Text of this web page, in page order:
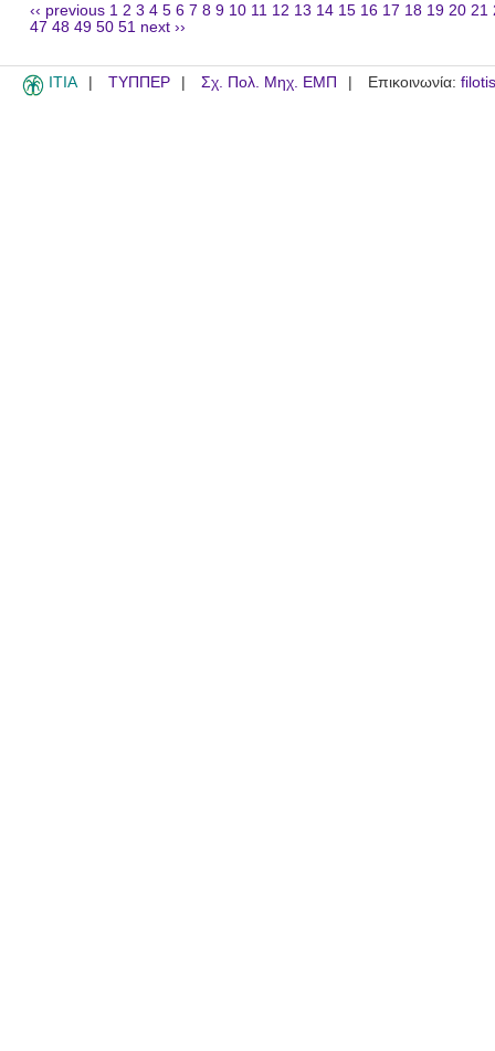
‹‹ previous 1 2 3 4 5 6 7 8 9 10 11 12 13 14 15 16 17 18 19 20 21
47 48 49 50 51 next ››
ITIA ΤΥΠΠΕΡ Σχ. Πολ. Μηχ. ΕΜΠ Επικοινωνία: